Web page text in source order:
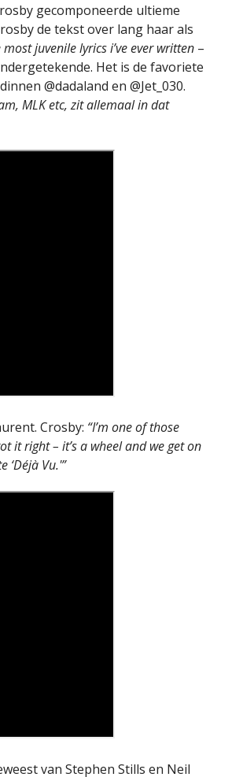
gecomponeerde ultieme
de tekst over lang haar als
most juvenile lyrics i’ve ever written –
Het is de favoriete
@dadaland en @Jet_030.
MLK etc, zit allemaal in dat
Crosby: “I’m one of those
it right – it’s a wheel and we get on
‘Déjà Vu.'”
van Stephen Stills en Neil